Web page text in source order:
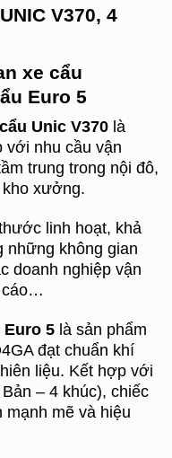
V370, 4
xe cẩu
Euro 5
Unic V370 là
với nhu cầu vận
trung trong nội đô,
xưởng.
linh hoạt, khả
những không gian
doanh nghiệp vận
cáo…
Euro 5 là sản phẩm
đạt chuẩn khí
liệu. Kết hợp với
– 4 khúc), chiếc
mạnh mẽ và hiệu